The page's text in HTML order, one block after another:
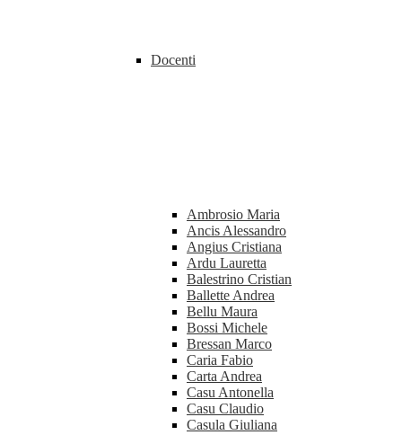
Docenti
Ambrosio Maria
Ancis Alessandro
Angius Cristiana
Ardu Lauretta
Balestrino Cristian
Ballette Andrea
Bellu Maura
Bossi Michele
Bressan Marco
Caria Fabio
Carta Andrea
Casu Antonella
Casu Claudio
Casula Giuliana